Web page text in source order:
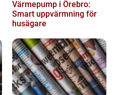
Värmepump i Örebro:
Smart uppvärmning för
husägare